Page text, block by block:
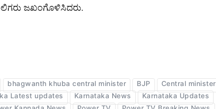
ಜಖಂಗೊಳಿಸಿದರು.
bhagwanth khuba central minister BJP
Central minister
Latest updates Karnataka News
Karnataka Updates